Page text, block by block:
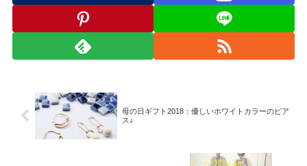
母の日ギフト2018：優しいホワイトカラーのピア
ス♪